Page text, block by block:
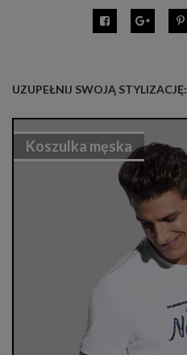
UZUPEŁNIJ SWOJĄ STYLIZACJĘ:
Koszulka męska